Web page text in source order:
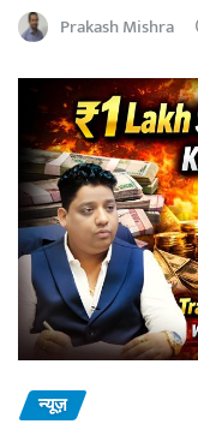
Prakash Mishra
न्यूज़